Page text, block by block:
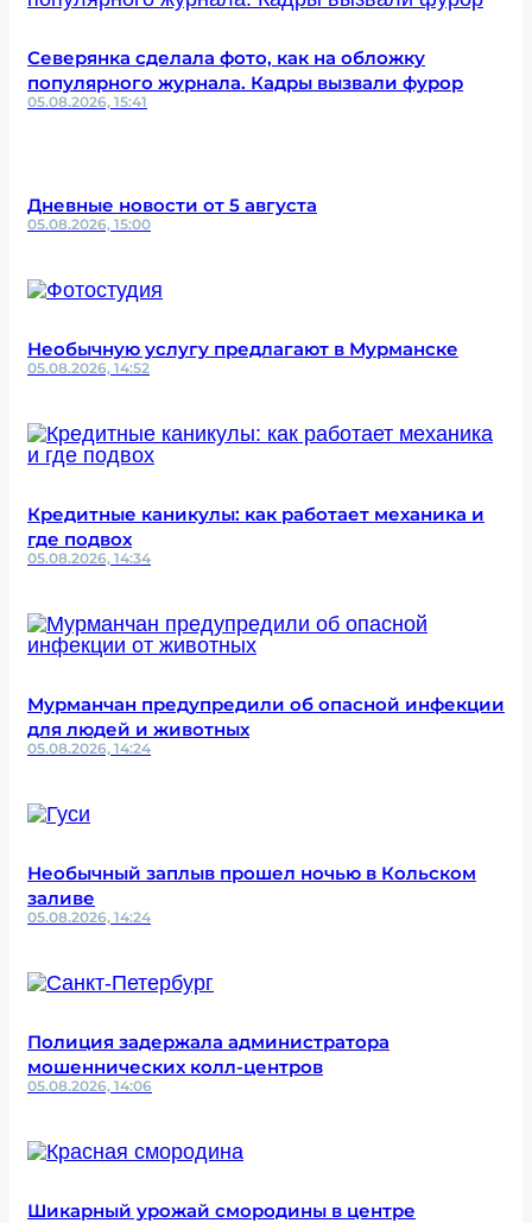
Северянка сделала фото, как на обложку
популярного журнала. Кадры вызвали фурор
05.08.2026, 15:41
Дневные новости от 5 августа
05.08.2026, 15:00
Необычную услугу предлагают в Мурманске
05.08.2026, 14:52
Кредитные каникулы: как работает механика и
где подвох
05.08.2026, 14:34
Мурманчан предупредили об опасной инфекции
для людей и животных
05.08.2026, 14:24
Необычный заплыв прошел ночью в Кольском
заливе
05.08.2026, 14:24
Полиция задержала администратора
мошеннических колл-центров
05.08.2026, 14:06
Шикарный урожай смородины в центре